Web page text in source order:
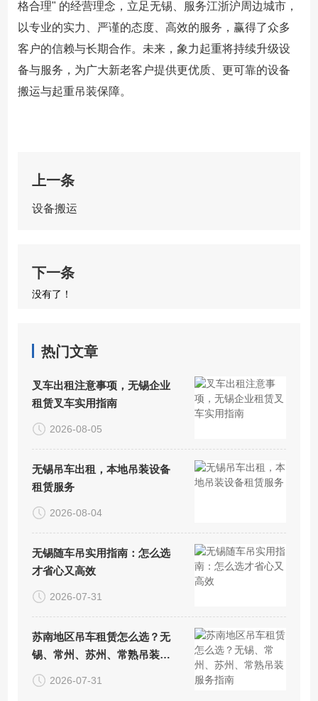
格合理" 的经营理念，立足无锡、服务江浙沪周边城市，
以专业的实力、严谨的态度、高效的服务，赢得了众多
客户的信赖与长期合作。未来，象力起重将持续升级设
备与服务，为广大新老客户提供更优质、更可靠的设备
搬运与起重吊装保障。
上一条
设备搬运
下一条
没有了！
热门文章
叉车出租注意事项，无锡企业
租赁叉车实用指南
2026-08-05
无锡吊车出租，本地吊装设备
租赁服务
2026-08-04
无锡随车吊实用指南：怎么选
才省心又高效
2026-07-31
苏南地区吊车租赁怎么选？无
锡、常州、苏州、常熟吊装服
务指南
2026-07-31